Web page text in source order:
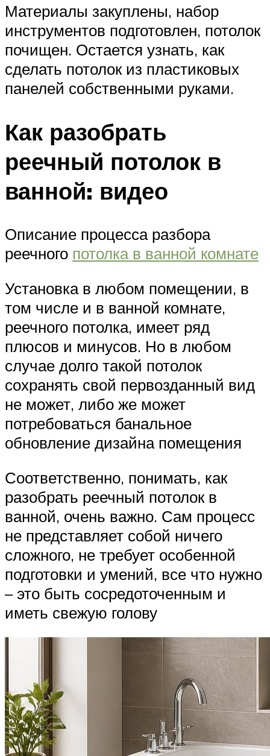
Материалы закуплены, набор
инструментов подготовлен, потолок
почищен. Остается узнать, как
сделать потолок из пластиковых
панелей собственными руками.
Как разобрать
реечный потолок в
ванной: видео
Описание процесса разбора
реечного потолка в ванной комнате
Установка в любом помещении, в
том числе и в ванной комнате,
реечного потолка, имеет ряд
плюсов и минусов. Но в любом
случае долго такой потолок
сохранять свой первозданный вид
не может, либо же может
потребоваться банальное
обновление дизайна помещения
Соответственно, понимать, как
разобрать реечный потолок в
ванной, очень важно. Сам процесс
не представляет собой ничего
сложного, не требует особенной
подготовки и умений, все что нужно
– это быть сосредоточенным и
иметь свежую голову